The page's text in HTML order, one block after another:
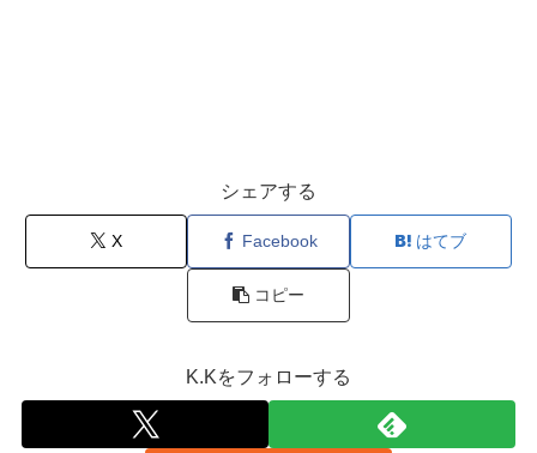
シェアする
X Facebook はてブ
コピー
K.Kをフォローする